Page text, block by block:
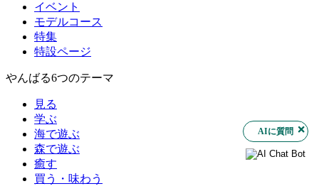
イベント
モデルコース
特集
特設ページ
やんばる6つのテーマ
見る
学ぶ
海で遊ぶ
森で遊ぶ
癒す
買う・味わう
AIに質問